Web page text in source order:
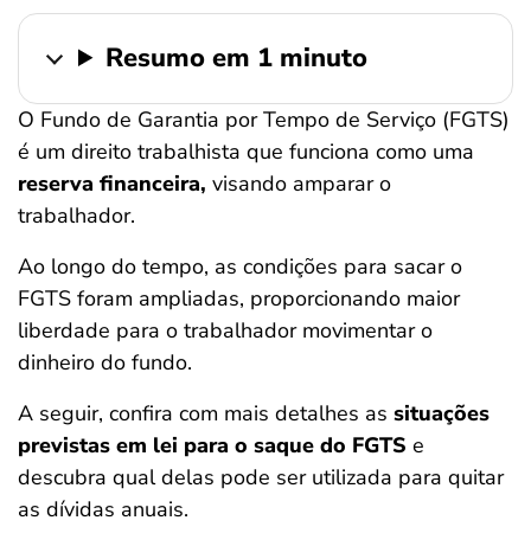
Resumo em 1 minuto
O Fundo de Garantia por Tempo de Serviço (FGTS)
é um direito trabalhista que funciona como uma
reserva financeira, visando amparar o
trabalhador.
Ao longo do tempo, as condições para sacar o
FGTS foram ampliadas, proporcionando maior
liberdade para o trabalhador movimentar o
dinheiro do fundo.
A seguir, confira com mais detalhes as situações
previstas em lei para o saque do FGTS e
descubra qual delas pode ser utilizada para quitar
as dívidas anuais.